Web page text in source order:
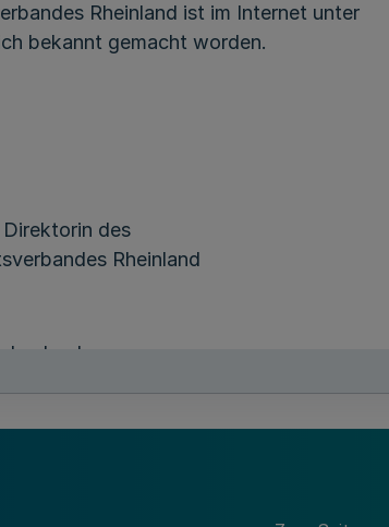
Rheinland ist im Internet unter
bekannt gemacht worden.
Direktorin des
Rheinland
L u b e k